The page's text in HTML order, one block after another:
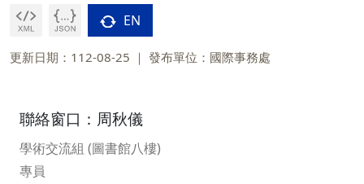
EN
更新日期：112-08-25 發布單位：國際事務處
聯絡窗口：周秋儀
學術交流組 (圖書館八樓)
專員